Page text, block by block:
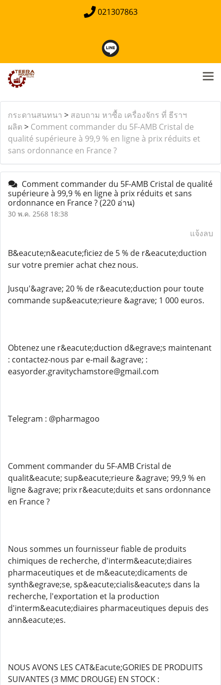
021307863
กระดานสนทนา > สอบถาม หาซื้อ เครื่องจักร ที่ ธีราฯ
ผลิต > Comment commander du 5F-AMB Cristal de
qualité supérieure à 99,9 % en ligne à prix réduits et
sans ordonnance en France ?
Comment commander du 5F-AMB Cristal de qualité
supérieure à 99,9 % en ligne à prix réduits et sans
ordonnance en France ?(220 อ่าน)
30 พ.ค. 2568 18:38
แจ้งลบ
B&eacute;n&eacute;ficiez de 5 % de r&eacute;duction
sur votre premier achat chez nous.
Jusqu'&agrave; 20 % de r&eacute;duction pour toute
commande sup&eacute;rieure &agrave; 1 000 euros.
Obtenez une r&eacute;duction d&egrave;s maintenant
: contactez-nous par e-mail &agrave; :
easyorder.gravitychamstore@gmail.com
Telegram : @pharmagoo
Comment commander du 5F-AMB Cristal de
qualit&eacute; sup&eacute;rieure &agrave; 99,9 % en
ligne &agrave; prix r&eacute;duits et sans ordonnance
en France ?
Nous sommes un fournisseur fiable de produits
chimiques de recherche, d'interm&eacute;diaires
pharmaceutiques et de m&eacute;dicaments de
synth&egrave;se, sp&eacute;cialis&eacute;s dans la
recherche, l'exportation et la production
d'interm&eacute;diaires pharmaceutiques depuis des
ann&eacute;es.
NOUS AVONS LES CAT&Eacute;GORIES DE PRODUITS
SUIVANTES (3 MMC DROUGE) EN STOCK :